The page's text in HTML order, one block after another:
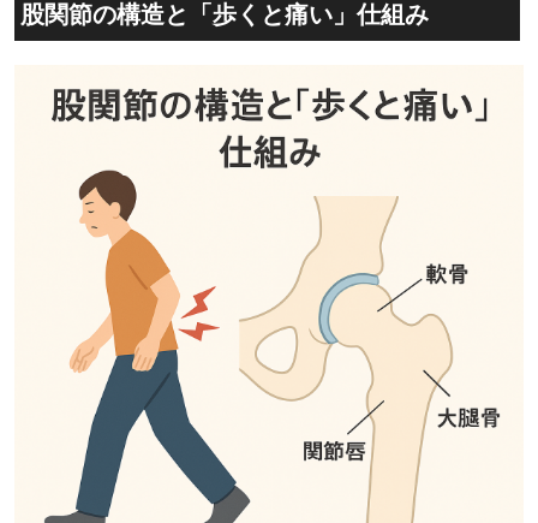
股関節の構造と「歩くと痛い」仕組み